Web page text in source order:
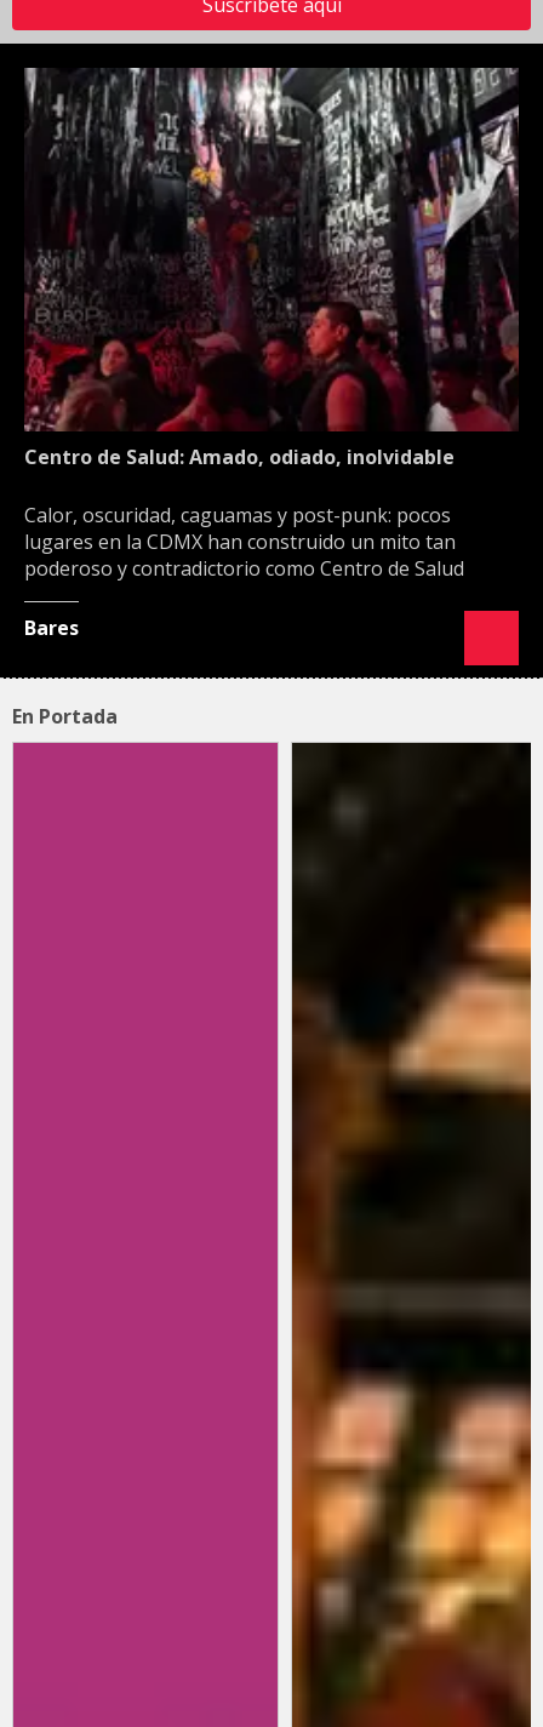
Centro de Salud: Amado, odiado, inolvidable
Calor, oscuridad, caguamas y post-punk: pocos
lugares en la CDMX han construido un mito tan
poderoso y contradictorio como Centro de Salud
Bares
En Portada